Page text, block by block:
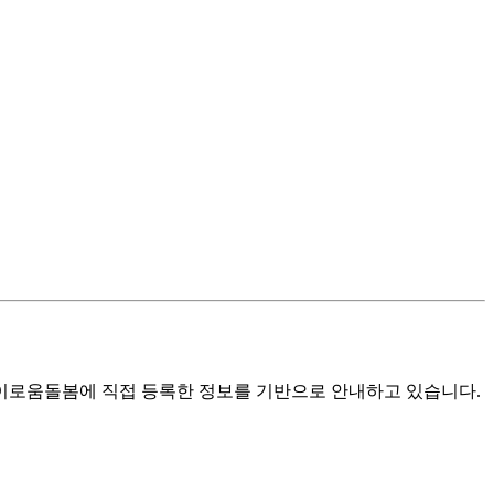
움돌봄에 직접 등록한 정보를 기반으로 안내하고 있습니다.